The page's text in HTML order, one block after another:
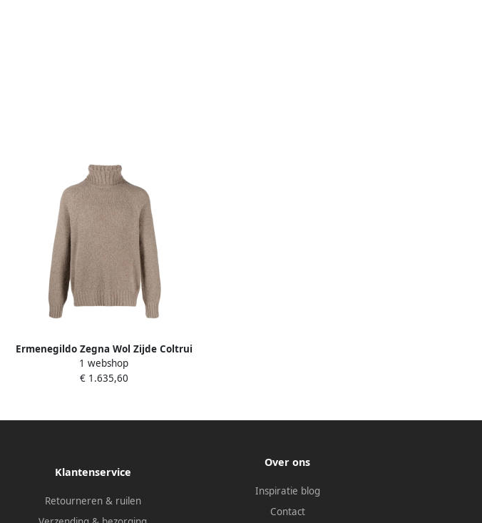
Ermenegildo Zegna Wol Zijde Coltrui
Beige Heren
1 webshop
€ 1.635,60
Klantenservice
Retourneren & ruilen
Over ons
Inspiratie blog
Contact